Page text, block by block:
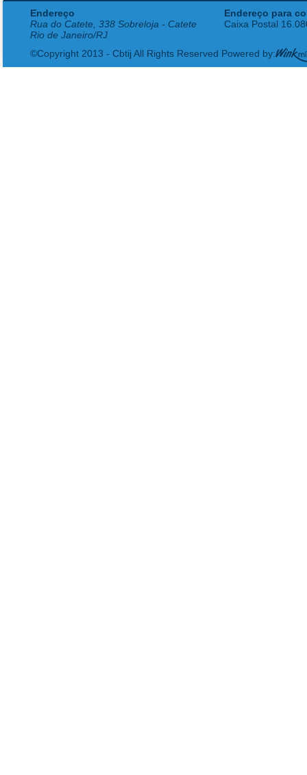
Endereço
Rua do Catete, 338 Sobreloja - Catete
Rio de Janeiro/RJ
Endereço para
Caixa Postal
©Copyright 2013 - Cbtij All Rights Reserved Powered by: